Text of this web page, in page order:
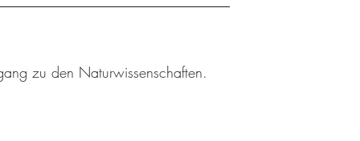
zu den Naturwissenschaften.